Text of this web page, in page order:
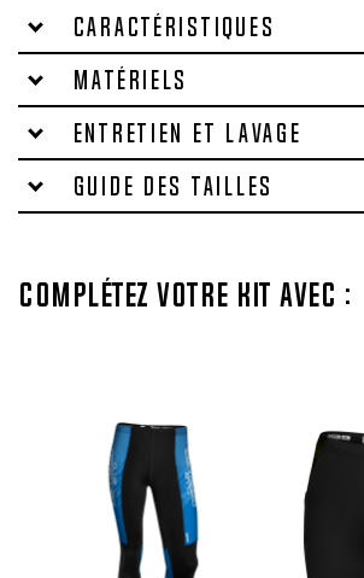
Caractéristiques
Matériels
Entretien et lavage
Guide des tailles
Complétez votre kit avec :